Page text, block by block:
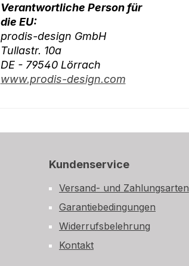
Verantwortliche Person für
die EU:
prodis-design GmbH
Tullastr. 10a
DE - 79540 Lörrach
www.prodis-design.com
Kundenservice
Versand- und Zahlungsarten
Garantiebedingungen
Widerrufsbelehrung
Kontakt